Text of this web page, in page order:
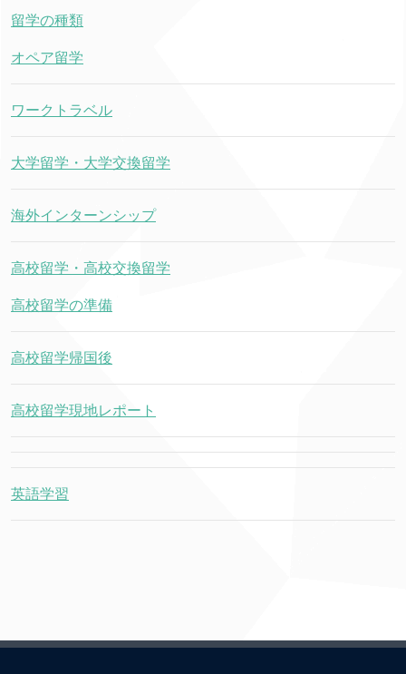
留学の種類
オペア留学
ワークトラベル
大学留学・大学交換留学
海外インターンシップ
高校留学・高校交換留学
高校留学の準備
高校留学帰国後
高校留学現地レポート
英語学習